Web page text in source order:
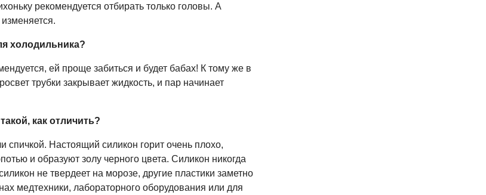
рекомендуется отбирать только головы. А
холодильника?
ей проще забиться и будет бабах! К тому же в
трубки закрывает жидкость, и пар начинает
как отличить?
спичкой. Настоящий силикон горит очень плохо,
и образуют золу черного цвета. Силикон никогда
не твердеет на морозе, другие пластики заметно
медтехники, лабораторного оборудования или для